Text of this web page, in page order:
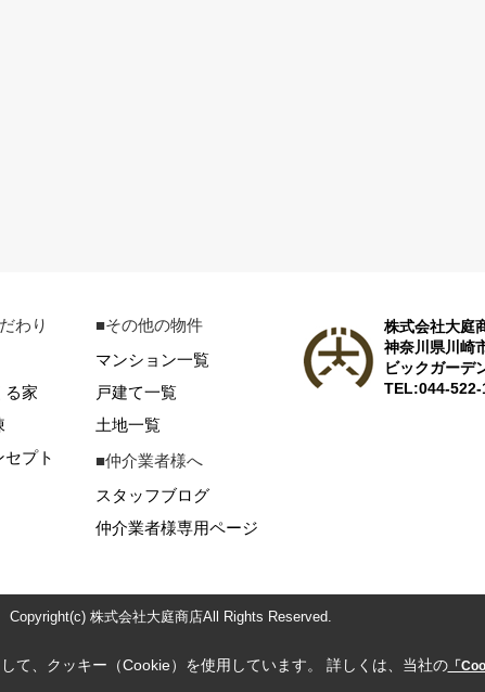
わり
る家
プト
■その他の物件
マンション一覧
戸建て一覧
土地一覧
■仲介業者様へ
スタッフブログ
仲介業者様専用ページ
株式会社大庭
神奈川県川崎
ビックガーデ
TEL:044-522-
Copyright(c) 株式会社大庭商店All Rights Reserved.
て、クッキー（Cookie）を使用しています。 詳しくは、当社の「